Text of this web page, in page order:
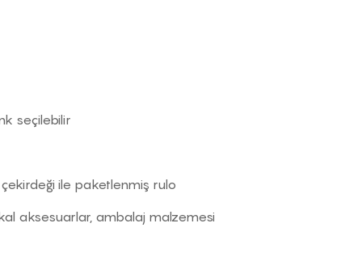
seçilebilir
ile paketlenmiş rulo
aksesuarlar, ambalaj malzemesi